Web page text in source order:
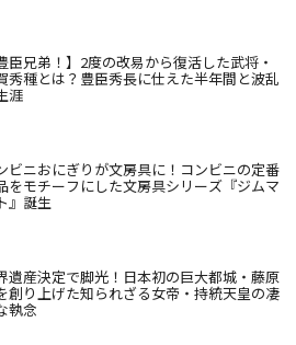
臣兄弟！】2度の改易から復活した武将・
秀種とは？豊臣秀長に仕えた半年間と波乱
涯
ビニおにぎりが文房具に！コンビニの定番
をモチーフにした文房具シリーズ『ジムマ
』誕生
遺産決定で脚光！日本初の巨大都城・藤原
創り上げた知られざる女帝・持統天皇の凄
執念